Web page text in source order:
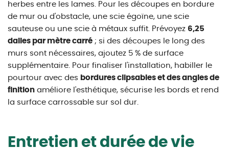
herbes entre les lames. Pour les découpes en bordure
de mur ou d'obstacle, une scie égoïne, une scie
sauteuse ou une scie à métaux suffit. Prévoyez 6,25
dalles par mètre carré ; si des découpes le long des
murs sont nécessaires, ajoutez 5 % de surface
supplémentaire. Pour finaliser l'installation, habiller le
pourtour avec des bordures clipsables et des angles de
finition améliore l'esthétique, sécurise les bords et rend
la surface carrossable sur sol dur.
Entretien et durée de vie